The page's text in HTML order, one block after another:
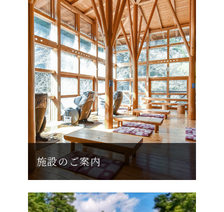
施設のご案内